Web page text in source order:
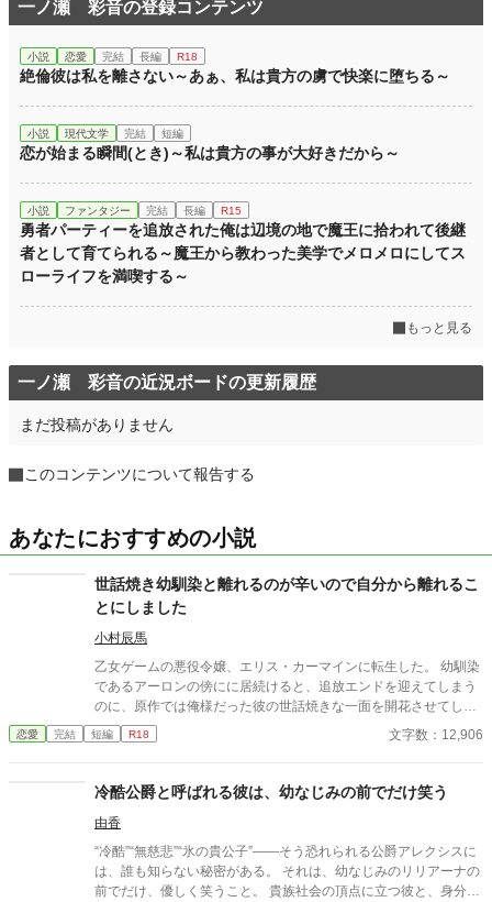
一ノ瀬 彩音の登録コンテンツ
小説 恋愛 完結 長編 R18
絶倫彼は私を離さない～あぁ、私は貴方の虜で快楽に堕ちる～
小説 現代文学 完結 短編
恋が始まる瞬間(とき)～私は貴方の事が大好きだから～
小説 ファンタジー 完結 長編 R15
勇者パーティーを追放された俺は辺境の地で魔王に拾われて後継
者として育てられる～魔王から教わった美学でメロメロにしてス
ローライフを満喫する～
もっと見る
一ノ瀬 彩音の近況ボードの更新履歴
まだ投稿がありません
このコンテンツについて報告する
あなたにおすすめの小説
世話焼き幼馴染と離れるのが辛いので自分から離れるこ
とにしました
小村辰馬
乙女ゲームの悪役令嬢、エリス・カーマインに転生した。 幼馴染
であるアーロンの傍にに居続けると、追放エンドを迎えてしまう
のに、原作では俺様だった彼の世話焼きな一面を開花させてしま
い、居心地の良い彼のそばを離れるのが辛くなってしまう。 なら
ば彼の代わりに男友達を作ろうと画策するがーー
恋愛 完結 短編 R18 文字数：12,906
冷酷公爵と呼ばれる彼は、幼なじみの前でだけ笑う
由香
“冷酷”“無慈悲”“氷の貴公子”――そう恐れられる公爵アレクシスに
は、誰も知らない秘密がある。 それは、幼なじみのリリアーナの
前でだけ、優しく笑うこと。 貴族社会の頂点に立つ彼と、身分の